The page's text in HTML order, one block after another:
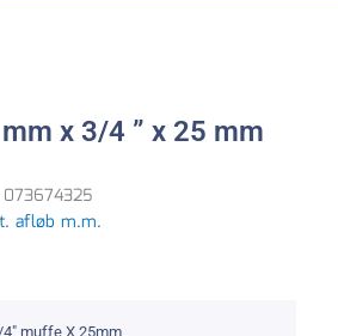
x 3/4 ” x 25 mm
073674325
afløb m.m.
muffe X 25mm